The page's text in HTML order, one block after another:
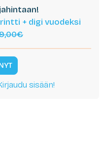
+ digi vuodeksi
sisään!